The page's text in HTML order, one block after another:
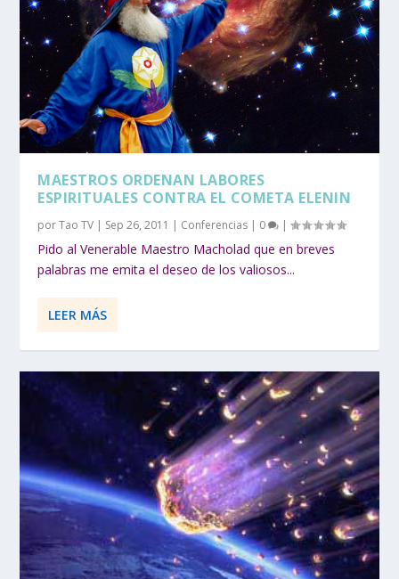
MAESTROS ORDENAN LABORES
ESPIRITUALES CONTRA EL COMETA ELENIN
porTao TV | Sep 26, 2011 | Conferencias | 0 |
Pido al Venerable Maestro Macholad que en breves
palabras me emita el deseo de los valiosos...
LEER MÁS